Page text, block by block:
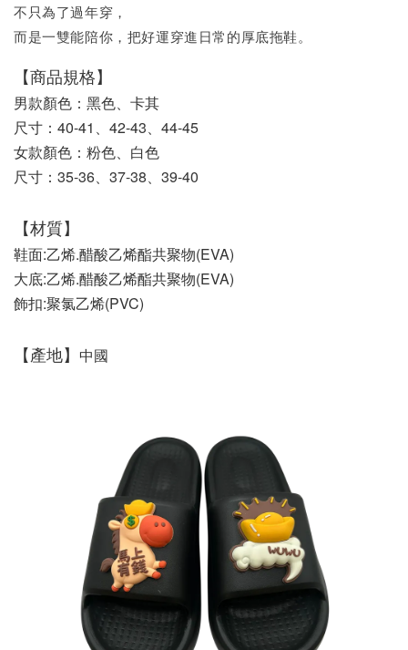
不只為了過年穿，
而是一雙能陪你，把好運穿進日常的厚底拖鞋。
【商品規格】
男款顏色：黑色、卡其
尺寸：40-41、42-43、44-45
女款顏色：粉色、白色
尺寸：35-36、37-38、39-40
【材質】
鞋面:乙烯.醋酸乙烯酯共聚物(EVA)
大底:乙烯.醋酸乙烯酯共聚物(EVA)
飾扣:聚氯乙烯(PVC)
【產地】 中國